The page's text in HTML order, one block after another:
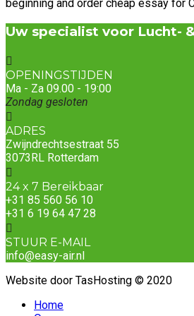
beginning and order cheap essay for
Uw specialist voor Lucht-
OPENINGSTIJDEN
Ma - Za 09.00 - 19:00
Zondag gesloten
ADRES
Zwijndrechtsestraat 55
3073RL Rotterdam
24 x 7 Bereikbaar
+31 85 560 56 10
+31 6 19 64 47 28
STUUR E-MAIL
info@easy-air.nl
Website door TasHosting © 2020
Home